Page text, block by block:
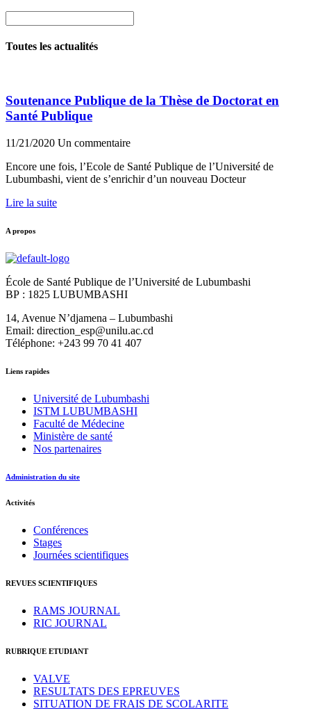
Toutes les actualités
Soutenance Publique de la Thèse de Doctorat en
Santé Publique
11/21/2020 Un commentaire
Encore une fois, l’Ecole de Santé Publique de l’Université de
Lubumbashi, vient de s’enrichir d’un nouveau Docteur
Lire la suite
A propos
École de Santé Publique de l’Université de Lubumbashi
BP : 1825 LUBUMBASHI
14, Avenue N’djamena – Lubumbashi
Email: direction_esp@unilu.ac.cd
Téléphone: +243 99 70 41 407
Liens rapides
Université de Lubumbashi
ISTM LUBUMBASHI
Faculté de Médecine
Ministère de santé
Nos partenaires
Administration du site
Activités
Conférences
Stages
Journées scientifiques
REVUES SCIENTIFIQUES
RAMS JOURNAL
RIC JOURNAL
RUBRIQUE ETUDIANT
VALVE
RESULTATS DES EPREUVES
SITUATION DE FRAIS DE SCOLARITE